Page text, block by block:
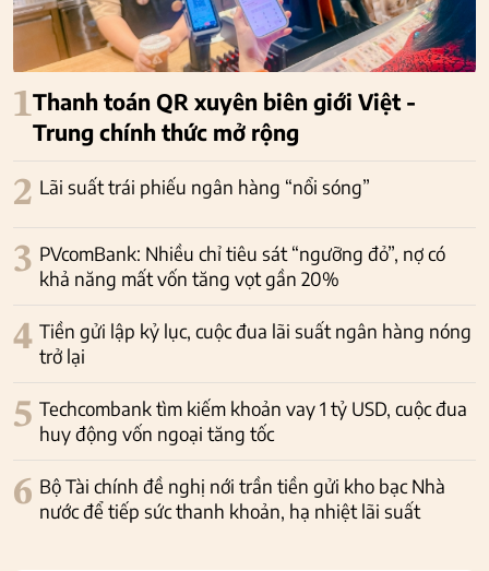
1Thanh toán QR xuyên biên giới Việt -
Trung chính thức mở rộng
2 Lãi suất trái phiếu ngân hàng “nổi sóng”
3 PVcomBank: Nhiều chỉ tiêu sát “ngưỡng đỏ”, nợ có
khả năng mất vốn tăng vọt gần 20%
4 Tiền gửi lập kỷ lục, cuộc đua lãi suất ngân hàng nóng
trở lại
5 Techcombank tìm kiếm khoản vay 1 tỷ USD, cuộc đua
huy động vốn ngoại tăng tốc
6 Bộ Tài chính đề nghị nới trần tiền gửi kho bạc Nhà
nước để tiếp sức thanh khoản, hạ nhiệt lãi suất